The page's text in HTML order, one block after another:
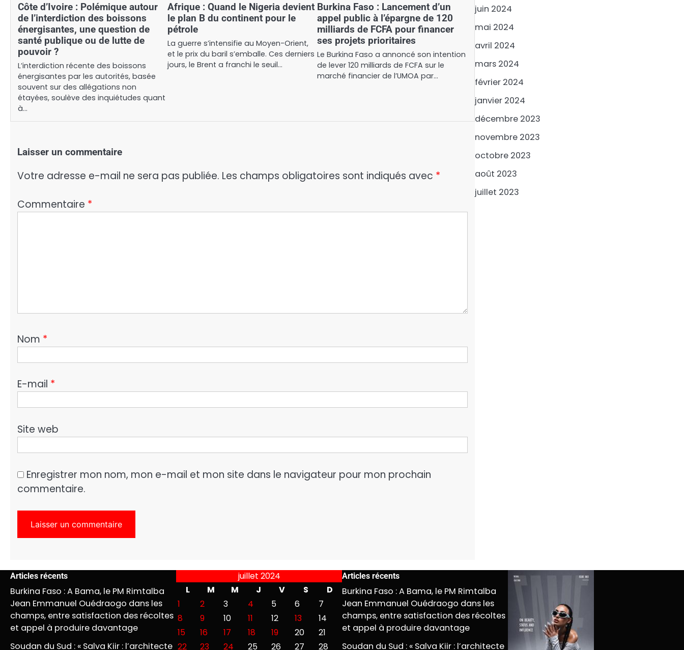
Côte d’Ivoire : Polémique autour
de l’interdiction des boissons
énergisantes, une question de
santé publique ou de lutte de
pouvoir ?
L’interdiction récente des boissons
énergisantes par les autorités, basée
souvent sur des allégations non
étayées, soulève des inquiétudes quant
à…
Afrique : Quand le Nigeria devient
le plan B du continent pour le
pétrole
La guerre s’intensifie au Moyen-Orient,
et le prix du baril s’emballe. Ces derniers
jours, le Brent a franchi le seuil…
Burkina Faso : Lancement d’un
appel public à l’épargne de 120
milliards de FCFA pour financer
ses projets prioritaires
Le Burkina Faso a annoncé son intention
de lever 120 milliards de FCFA sur le
marché financier de l’UMOA par…
Laisser un commentaire
Votre adresse e-mail ne sera pas publiée. Les champs obligatoires sont indiqués avec *
Commentaire *
Nom *
E-mail *
Site web
Enregistrer mon nom, mon e-mail et mon site dans le navigateur pour mon prochain
commentaire.
juin 2024
mai 2024
avril 2024
mars 2024
février 2024
janvier 2024
décembre 2023
novembre 2023
octobre 2023
août 2023
juillet 2023
Articles récents
Burkina Faso : A Bama, le PM Rimtalba
Jean Emmanuel Ouédraogo dans les
champs, entre satisfaction des récoltes
et appel à produire davantage
Soudan du Sud : « Salva Kiir : l’architecte
juillet 2024
L
M M J V S
D
1
2 3 4 5 6
7
8
9 10 11 12 13
14
15
16 17 18 19 20
21
22
23 24 25 26 27 28
Articles récents
Burkina Faso : A Bama, le PM Rimtalba
Jean Emmanuel Ouédraogo dans les
champs, entre satisfaction des récoltes
et appel à produire davantage
Soudan du Sud : « Salva Kiir : l’architecte